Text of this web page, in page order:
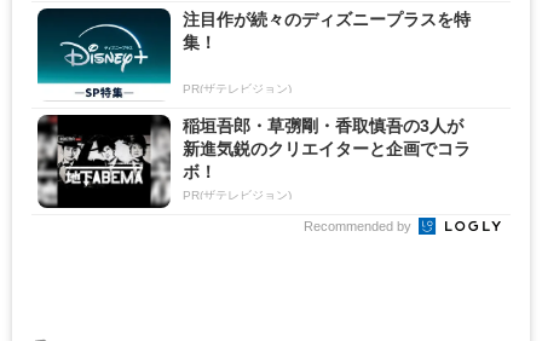
注目作が続々のディズニープラスを特
集！
PR(ザテレビジョン)
稲垣吾郎・草彅剛・香取慎吾の3人が
新進気鋭のクリエイターと企画でコラ
ボ！
PR(ザテレビジョン)
Recommended by